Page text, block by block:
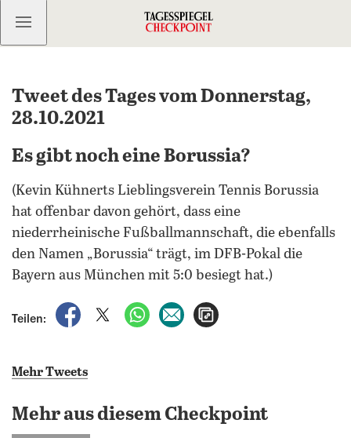
Kostenlos anmelden
Tweet des Tages vom Donnerstag,
28.10.2021
Es gibt noch eine Borussia?
(Kevin Kühnerts Lieblingsverein Tennis Borussia
hat offenbar davon gehört, dass eine
niederrheinische Fußballmannschaft, die ebenfalls
den Namen „Borussia“ trägt, im DFB-Pokal die
Bayern aus München mit 5:0 besiegt hat.)
Teilen:
auf Facebook teilen
auf X teilenper WhatsApp teilen
per E-Mail teilen
Mehr Tweets
Mehr aus diesem Checkpoint